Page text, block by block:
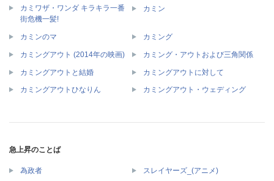
カミワザ・ワンダ キラキラ一番
街危機一髪!
カミン
カミンのマ カミング
カミングアウト (2014年の映画) カミング・アウトおよび三角関係
カミングアウトと結婚 カミングアウトに対して
カミングアウトひなりん カミングアウト・ウェディング
急上昇のことば
為政者 スレイヤーズ_(アニメ)